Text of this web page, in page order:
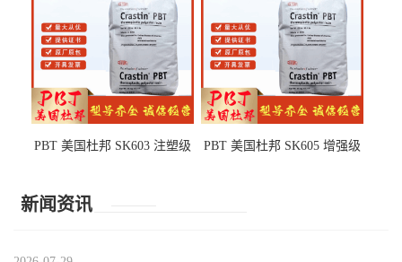
PBT 美国杜邦 SK603 注塑级
PBT 美国杜邦 SK605 增强级
新闻资讯